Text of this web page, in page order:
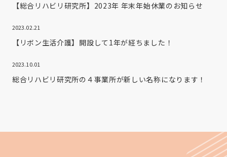
【総合リハビリ研究所】2023年 年末年始休業のお知らせ
2023.02.21
【リボン生活介護】開設して1年が経ちました！
2023.10.01
総合リハビリ研究所の４事業所が新しい名称になります！